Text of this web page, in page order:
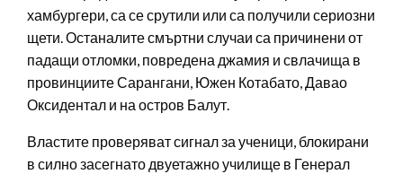
хамбургери, са се срутили или са получили сериозни
щети. Останалите смъртни случаи са причинени от
падащи отломки, повредена джамия и свлачища в
провинциите Сарангани, Южен Котабато, Давао
Оксидентал и на остров Балут.
Властите проверяват сигнал за ученици, блокирани
в силно засегнато двуетажно училище в Генерал